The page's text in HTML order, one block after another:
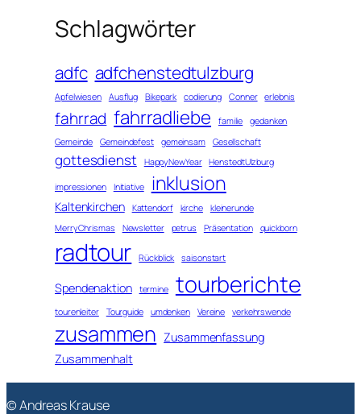
Schlagwörter
adfc adfchenstedtulzburg
Apfelwiesen Ausflug Bikepark codierung Conner erlebnis
fahrrad fahrradliebe familie
gedanken
Gemeinde
Gemeindefest gemeinsam Gesellschaft
gottesdienst HappyNewYear HenstedtUlzburg
impressionen Initiative inklusion
Kaltenkirchen Kattendorf kirche
kleinerunde
MerryChrismas
Newsletter petrus Präsentation quickborn
radtour Rückblick saisonstart
Spendenaktion termine tourberichte
tourenleiter Tourguide umdenken Vereine verkehrswende
zusammen Zusammenfassung
Zusammenhalt
© Andreas Krause